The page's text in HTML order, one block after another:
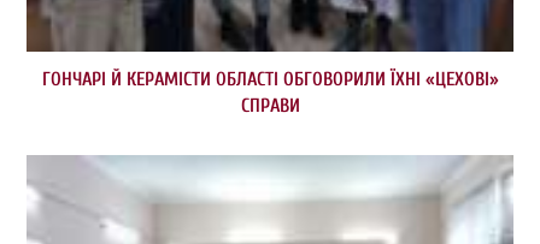
ГОНЧАРІ Й КЕРАМІСТИ ОБЛАСТІ ОБГОВОРИЛИ ЇХНІ «ЦЕХОВІ»
СПРАВИ